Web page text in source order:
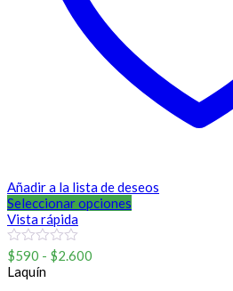
Añadir a la lista de deseos
Seleccionar opciones
Vista rápida
0
out
of
$590 - $2.600
Laquín